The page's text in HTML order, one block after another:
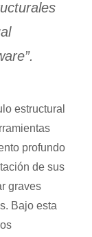
estructural
profundo
de sus
graves
Bajo esta